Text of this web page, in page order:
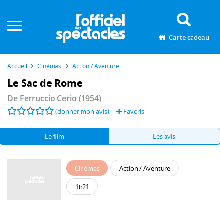
Carte cadeau
Accueil Cinémas Action / Aventure
Le Sac de Rome
De Ferruccio Cerio (1954)
(donner mon avis) Favoris
Le film Les avis
Cinémas Action / Aventure
1h21